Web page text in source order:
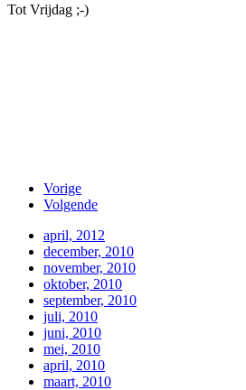
Tot Vrijdag ;-)
Vorige
Volgende
april, 2012
december, 2010
november, 2010
oktober, 2010
september, 2010
juli, 2010
juni, 2010
mei, 2010
april, 2010
maart, 2010